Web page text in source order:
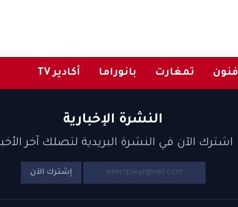
فنون تمغارت بانوراما أكادير TV
النشرة الإخبارية
اشترك الآن في النشرة البريدية لتصلك آخر
إشترك الآن